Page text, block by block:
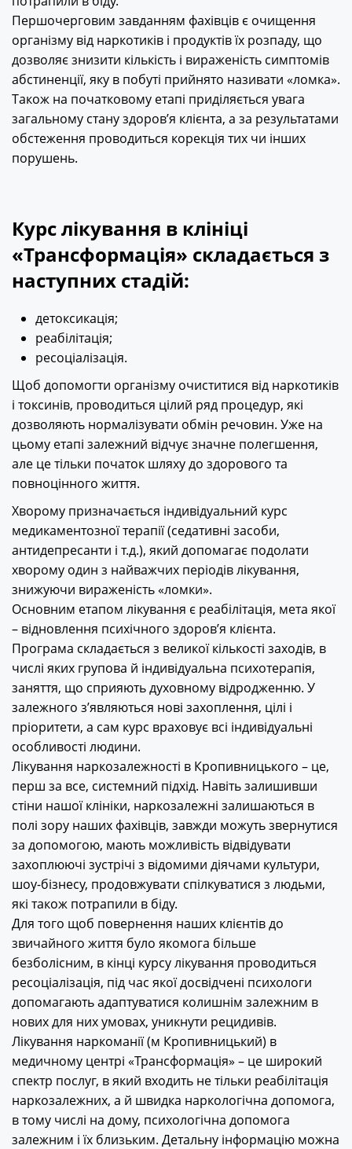
Першочерговим завданням фахівців є очищення
організму від наркотиків і продуктів їх розпаду, що
дозволяє знизити кількість і вираженість симптомів
абстиненції, яку в побуті прийнято називати «ломка».
Також на початковому етапі приділяється увага
загальному стану здоров’я клієнта, а за результатами
обстеження проводиться корекція тих чи інших
порушень.
Курс лікування в клініці
«Трансформація» складається з
наступних стадій:
детоксикація;
реабілітація;
ресоціалізація.
Щоб допомогти організму очиститися від наркотиків
і токсинів, проводиться цілий ряд процедур, які
дозволяють нормалізувати обмін речовин. Уже на
цьому етапі залежний відчує значне полегшення,
але це тільки початок шляху до здорового та
повноцінного життя.
Хворому призначається індивідуальний курс
медикаментозної терапії (седативні засоби,
антидепресанти і т.д.), який допомагає подолати
хворому один з найважчих періодів лікування,
знижуючи вираженість «ломки».
Основним етапом лікування є реабілітація, мета якої
– відновлення психічного здоров’я клієнта.
Програма складається з великої кількості заходів, в
числі яких групова й індивідуальна психотерапія,
заняття, що сприяють духовному відродженню. У
залежного з’являються нові захоплення, цілі і
пріоритети, а сам курс враховує всі індивідуальні
особливості людини.
Лікування наркозалежності в Кропивницького – це,
перш за все, системний підхід. Навіть залишивши
стіни нашої клініки, наркозалежні залишаються в
полі зору наших фахівців, завжди можуть звернутися
за допомогою, мають можливість відвідувати
захоплюючі зустрічі з відомими діячами культури,
шоу-бізнесу, продовжувати спілкуватися з людьми,
які також потрапили в біду.
Для того щоб повернення наших клієнтів до
звичайного життя було якомога більше
безболісним, в кінці курсу лікування проводиться
ресоціалізація, під час якої досвідчені психологи
допомагають адаптуватися колишнім залежним в
нових для них умовах, уникнути рецидивів.
Лікування наркоманії (м Кропивницький) в
медичному центрі «Трансформація» – це широкий
спектр послуг, в який входить не тільки реабілітація
наркозалежних, а й швидка наркологічна допомога,
в тому числі на дому, психологічна допомога
залежним і їх близьким. Детальну інформацію можна